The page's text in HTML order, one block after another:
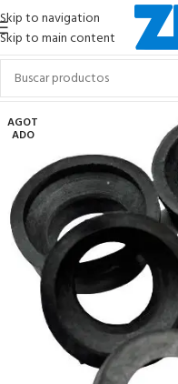
Skip to navigation
Skip to main content
AGOT
ADO